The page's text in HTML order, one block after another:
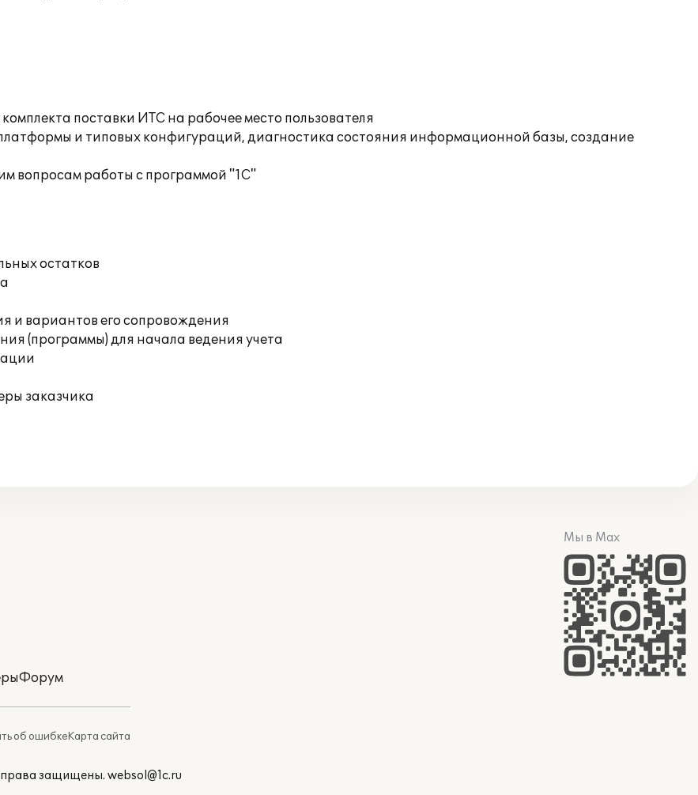
поставки ИТС на рабочее место пользователя
и типовых конфигураций, диагностика состояния информационной базы, создание
вопросам работы с программой "1С"
остатков
и вариантов его сопровождения
(программы) для начала ведения учета
заказчика
Форум
об ошибкеКарта сайта
Мы в Max
права защищены. websol@1c.ru